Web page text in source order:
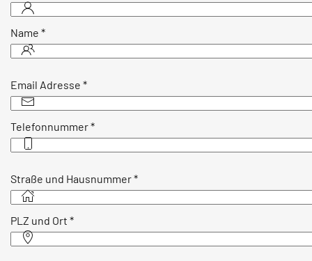
Name *
Email Adresse *
Telefonnummer*
Straße und Hausnummer*
PLZ und Ort *